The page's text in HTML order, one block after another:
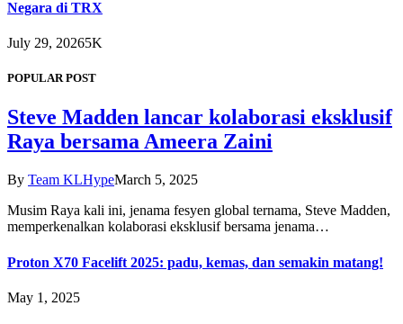
Negara di TRX
July 29, 20265K
POPULAR POST
Steve Madden lancar kolaborasi eksklusif
Raya bersama Ameera Zaini
By Team KLHypeMarch 5, 2025
Musim Raya kali ini, jenama fesyen global ternama, Steve Madden,
memperkenalkan kolaborasi eksklusif bersama jenama…
Proton X70 Facelift 2025: padu, kemas, dan semakin matang!
May 1, 2025